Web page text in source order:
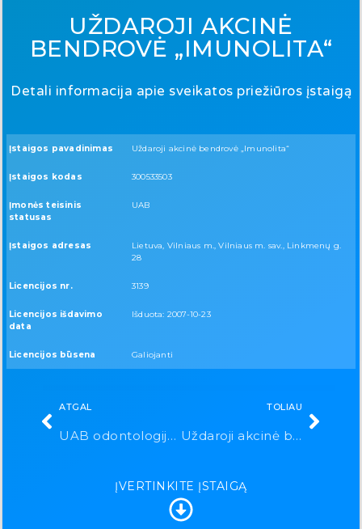
UŽDAROJI AKCINĖ
BENDROVĖ „IMUNOLITA“
Detali informacija apie sveikatos priežiūros įstaigą
Įstaigos pavadinimas Uždaroji akcinė bendrovė „Imunolita“
Įstaigos kodas 300533503
Įmonės teisinis
statusas
UAB
Įstaigos adresas
Lietuva, Vilniaus m., Vilniaus m. sav., Linkmenų g.
28
Licencijos nr. 3139
Licencijos išdavimo
data
Išduota: 2007-10-23
Licencijos būsena Galiojanti
ATGAL
UAB odontologijos namai „Balta lapė“
TOLIAU
Uždaroji akcinė bendrovė „Neuroklinika“
ĮVERTINKITE ĮSTAIGĄ